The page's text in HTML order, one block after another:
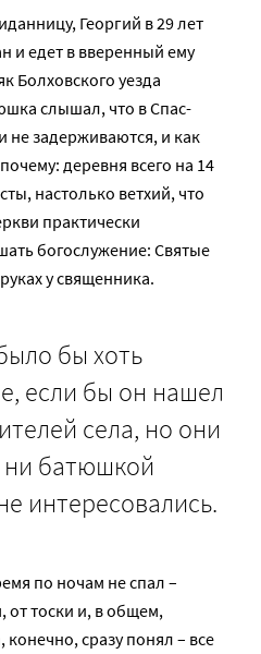
Георгий в 29 лет
и едет в вверенный ему
Болховского уезда
слышал, что в Спас-
не задерживаются, и как
деревня всего на 14
настолько ветхий, что
практически
богослужение: Святые
у священника.
бы хоть
если бы он нашел
села, но они
ни батюшкой
интересовались.
по ночам не спал –
от тоски и, в общем,
сразу понял – все